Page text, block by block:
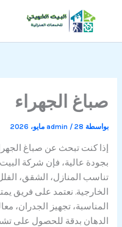
المحتوى
صباغ الجهراء
بواسطة admin / 28 مايو، 2026
إذا كنت تبحث عن صباغ
بجودة عالية، فإن شركة
تناسب المنازل، الشقق،
الخارجية. نعتمد على فريق
المناسبة، تجهيز الجدران،
الدهان بدقة للحصول على